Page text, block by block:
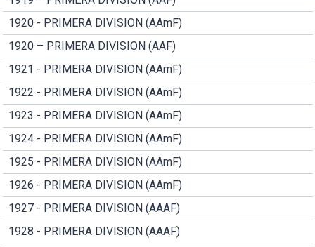
1920 - PRIMERA DIVISION (AAmF)
1920 – PRIMERA DIVISION (AAF)
1921 - PRIMERA DIVISION (AAmF)
1922 - PRIMERA DIVISION (AAmF)
1923 - PRIMERA DIVISION (AAmF)
1924 - PRIMERA DIVISION (AAmF)
1925 - PRIMERA DIVISION (AAmF)
1926 - PRIMERA DIVISION (AAmF)
1927 - PRIMERA DIVISION (AAAF)
1928 - PRIMERA DIVISION (AAAF)